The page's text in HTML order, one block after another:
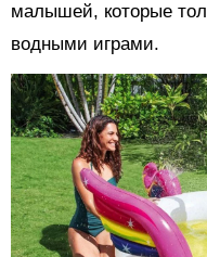
малышей, которые
водными играми.